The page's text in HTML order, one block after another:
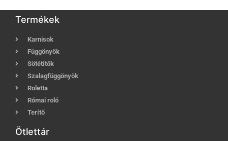
Termékek
Karnisok
Függönyök
Sötétítők
Szalagfüggönyök
Roletta
Római roló
Terítő
Ötlettár